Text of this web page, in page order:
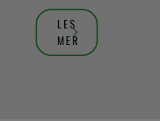
LES
MER